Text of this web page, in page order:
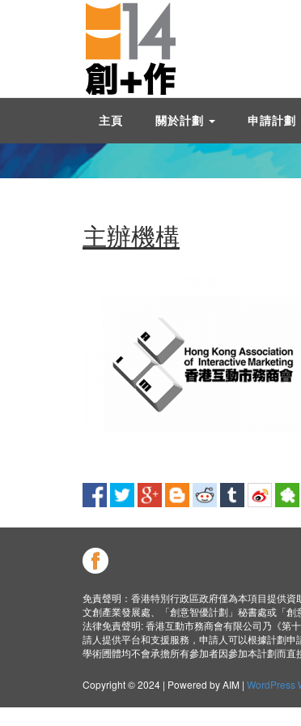
主頁 關於計劃 申請計劃
主辦機構
免責聲明：香港特別行政區政府僅為本項目提供
文創產業發展處、「創意智優計劃」秘書處或「創
法律免責聲明: 香港互動市務商會有限公司乃《第
請人提供平台和支援服務，申請人可以根據計劃
學術圑體均不會承擔所有參加者因參加本計劃而直
Copyright © 2024 | Powered by AIM | WordPress